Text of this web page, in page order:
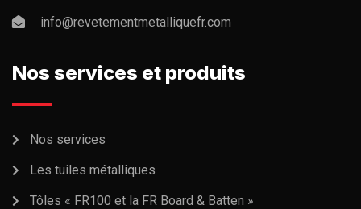
info@revetementmetalliquefr.com
Nos services et produits
Nos services
Les tuiles métalliques
Tôles « FR100 et la FR Board & Batten »